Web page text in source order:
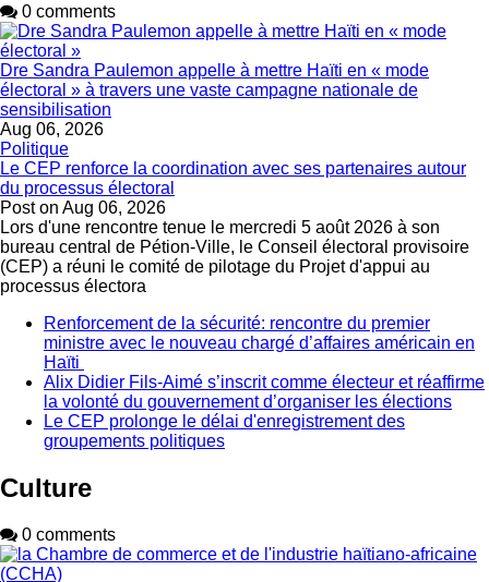
0 comments
Dre Sandra Paulemon appelle à mettre Haïti en « mode
électoral » à travers une vaste campagne nationale de
sensibilisation
Aug 06, 2026
Politique
Le CEP renforce la coordination avec ses partenaires autour
du processus électoral
Post on Aug 06, 2026
Lors d'une rencontre tenue le mercredi 5 août 2026 à son
bureau central de Pétion-Ville, le Conseil électoral provisoire
(CEP) a réuni le comité de pilotage du Projet d'appui au
processus électora
Renforcement de la sécurité: rencontre du premier
ministre avec le nouveau chargé d’affaires américain en
Haïti
Alix Didier Fils-Aimé s’inscrit comme électeur et réaffirme
la volonté du gouvernement d’organiser les élections
Le CEP prolonge le délai d'enregistrement des
groupements politiques
Culture
0 comments